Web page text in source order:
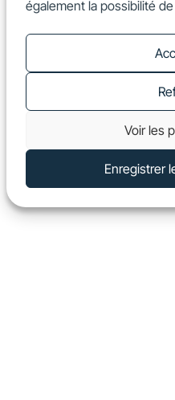
également la possibilité
Voir les
Enregistrer